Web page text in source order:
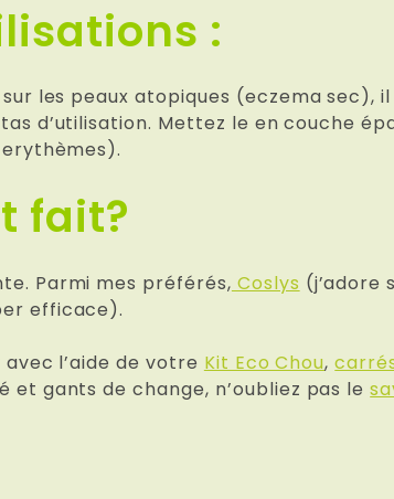
:
sur les peaux atopiques (eczema
d’utilisation. Mettez le en couche
fait?
Parmi mes préférés, Coslys (j’adore
efficace).
l’aide de votre Kit Eco Chou,
et gants de change, n’oubliez pas le